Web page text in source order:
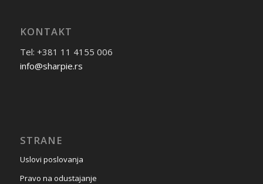
KONTAKT
Tel: +381 11 4155 006
info@sharpie.rs
STRANE
Uslovi poslovanja
Pravo na odustajanje